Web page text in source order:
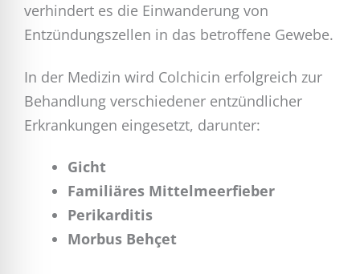
verhindert es die Einwanderung von
Entzündungszellen in das betroffene Gewebe.
In der Medizin wird Colchicin erfolgreich zur
Behandlung verschiedener entzündlicher
Erkrankungen eingesetzt, darunter:
Gicht
Familiäres Mittelmeerfieber
Perikarditis
Morbus Behçet